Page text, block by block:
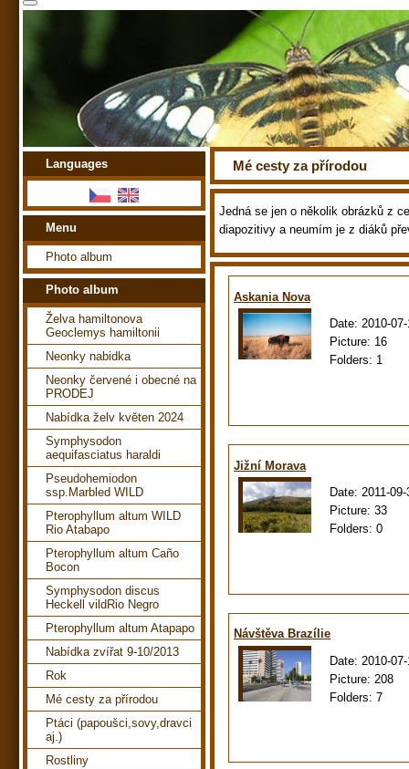
Mé cesty za přírodou
Jedná se jen o několik obrázků z
diapozitivy a neumím je z diáků
Askania Nova
Date: 2010-
Picture: 16
Folders: 1
Jižní Morava
Date: 2011-09-
Picture: 33
Folders: 0
Návštěva Brazílie
Date: 2010-
Picture: 208
Folders: 7
Languages
Menu
Photo album
Photo album
Želva hamiltonova
Geoclemys hamiltonii
Neonky nabidka
Neonky červené i obecné na
PRODEJ
Nabídka želv květen 2024
Symphysodon
aequifasciatus haraldi
Pseudohemiodon
ssp.Marbled WILD
Pterophyllum altum WILD
Rio Atabapo
Pterophyllum altum Caño
Bocon
Symphysodon discus
Heckell vildRio Negro
Pterophyllum altum Atapapo
Nabídka zvířat 9-10/2013
Rok
Mé cesty za přírodou
Ptáci (papoušci,sovy,dravci
aj.)
Rostliny